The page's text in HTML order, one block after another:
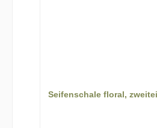
Seifenschale floral,